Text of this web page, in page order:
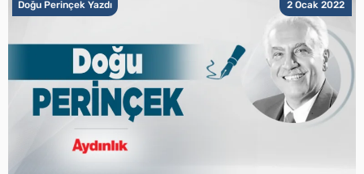
2 Ocak 2022
Doğu Perinçek Yazdı